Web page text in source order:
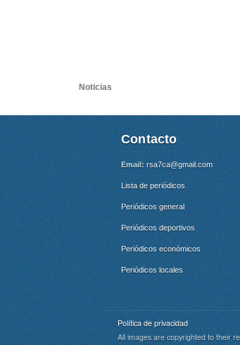
Noticias
Contacto
Email: rsa7ca@gmail.com
Lista de periódicos
Periódicos general
Periódicos deportivos
Periódicos económicos
Periódicos locales
Política de privacidad
All images are copyrighted to their